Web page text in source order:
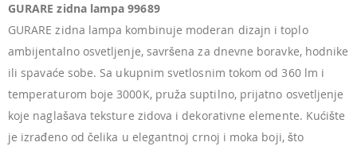
GURARE zidna lampa 99689
GURARE zidna lampa kombinuje moderan dizajn i toplo
ambijentalno osvetljenje, savršena za dnevne boravke, hodnike
ili spavaće sobe. Sa ukupnim svetlosnim tokom od 360 lm i
temperaturom boje 3000K, pruža suptilno, prijatno osvetljenje
koje naglašava teksture zidova i dekorativne elemente. Kućište
je izrađeno od čelika u elegantnoj crnoj i moka boji, što